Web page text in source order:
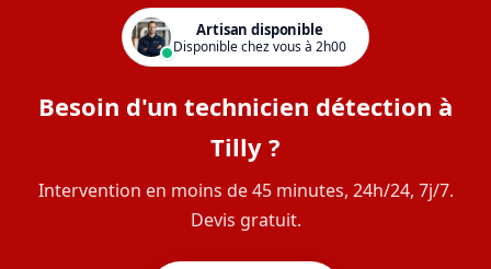
Artisan disponible
Disponible chez vous à 2h00
Besoin d'un technicien détection à
Tilly ?
Intervention en moins de 45 minutes, 24h/24, 7j/7.
Devis gratuit.